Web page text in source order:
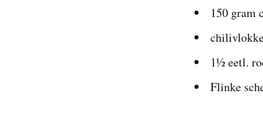
150 gram
1½ eetl.
Flinke